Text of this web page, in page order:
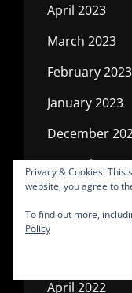
April 2023
March 2023
February 2023
January 2023
December
November
October 2022
July 2022
April 2022
Privacy & Cookies: This
website, you agree to
To find out more,
Policy